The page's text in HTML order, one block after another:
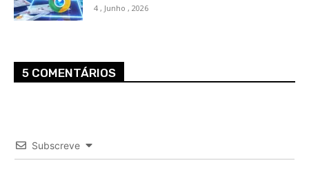
4 , Junho , 2026
5 COMENTÁRIOS
Subscreve